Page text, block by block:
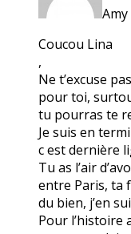
Amy
Coucou Lina
,
Ne t’excuse
pour toi,
tu pourras te
Je suis en
c est dernière
Tu as l’air
entre Paris, ta
du bien, j’en
Pour l’histoire